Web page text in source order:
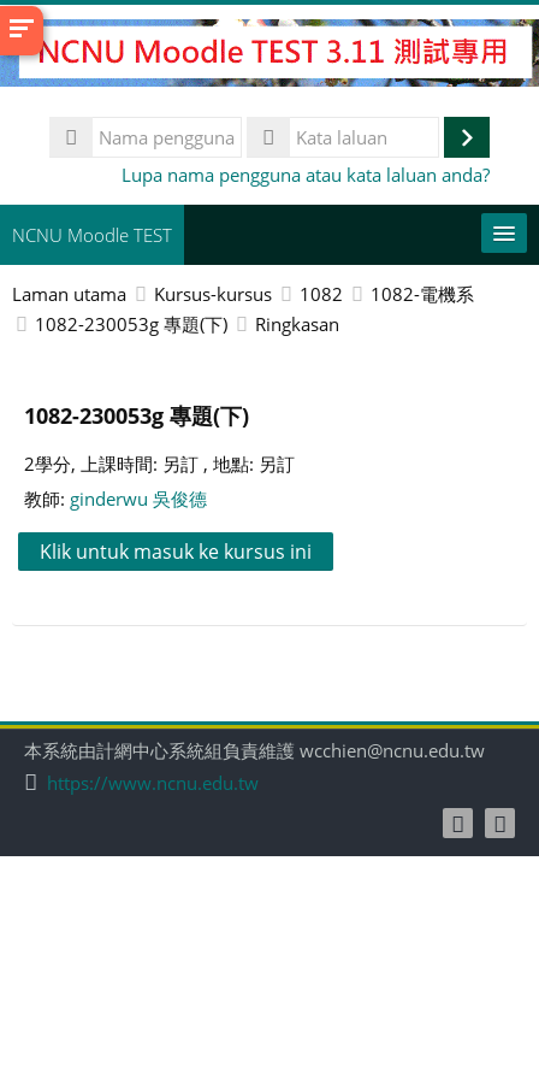
Langkau
ke
kandungan
Nama
pengguna
Log
Lupa nama pengguna atau kata laluan anda?
NCNU Moodle TEST
Bahasa Melayu ‎(ms)‎
Cari
kursus
Laman utama Kursus-kursus 1082
1082-電機系
1082-230053g 專題(下)
Ringkasan
1082-230053g 專題(下)
2學分, 上課時間: 另訂 , 地點: 另訂
教師: ginderwu 吳俊德
Klik untuk masuk ke kursus ini
本系統由計網中心系統組負責維護 wcchien@ncnu.edu.tw
https://www.ncnu.edu.tw